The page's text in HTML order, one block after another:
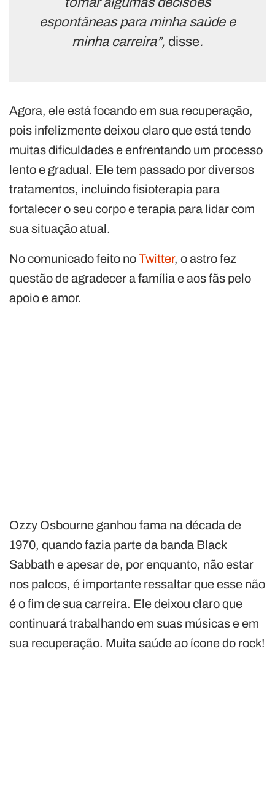
espontâneas para minha saúde e
minha carreira”, disse.
Agora, ele está focando em sua recuperação,
pois infelizmente deixou claro que está tendo
muitas dificuldades e enfrentando um processo
lento e gradual. Ele tem passado por diversos
tratamentos, incluindo fisioterapia para
fortalecer o seu corpo e terapia para lidar com
sua situação atual.
No comunicado feito noTwitter, o astro fez
questão de agradecer a família e aos fãs pelo
apoio e amor.
Ozzy Osbourne ganhou fama na década de
1970, quando fazia parte da banda Black
Sabbath e apesar de, por enquanto, não estar
nos palcos, é importante ressaltar que esse não
é o fim de sua carreira. Ele deixou claro que
continuará trabalhando em suas músicas e em
sua recuperação. Muita saúde ao ícone do rock!